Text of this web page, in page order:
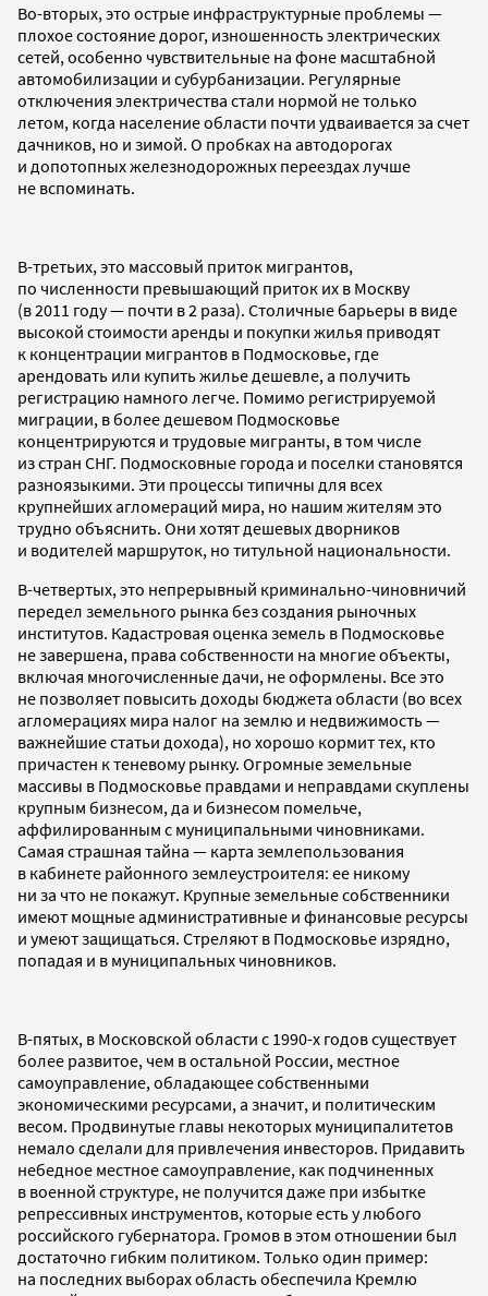
Во-вторых, это острые инфраструктурные проблемы —
плохое состояние дорог, изношенность электрических
сетей, особенно чувствительные на фоне масштабной
автомобилизации и субурбанизации. Регулярные
отключения электричества стали нормой не только
летом, когда население области почти удваивается за счет
дачников, но и зимой. О пробках на автодорогах
и допотопных железнодорожных переездах лучше
не вспоминать.
В-третьих, это массовый приток мигрантов,
по численности превышающий приток их в Москву
(в 2011 году — почти в 2 раза). Столичные барьеры в виде
высокой стоимости аренды и покупки жилья приводят
к концентрации мигрантов в Подмосковье, где
арендовать или купить жилье дешевле, а получить
регистрацию намного легче. Помимо регистрируемой
миграции, в более дешевом Подмосковье
концентрируются и трудовые мигранты, в том числе
из стран СНГ. Подмосковные города и поселки становятся
разноязыкими. Эти процессы типичны для всех
крупнейших агломераций мира, но нашим жителям это
трудно объяснить. Они хотят дешевых дворников
и водителей маршруток, но титульной национальности.
В-четвертых, это непрерывный криминально-чиновничий
передел земельного рынка без создания рыночных
институтов. Кадастровая оценка земель в Подмосковье
не завершена, права собственности на многие объекты,
включая многочисленные дачи, не оформлены. Все это
не позволяет повысить доходы бюджета области (во всех
агломерациях мира налог на землю и недвижимость —
важнейшие статьи дохода), но хорошо кормит тех, кто
причастен к теневому рынку. Огромные земельные
массивы в Подмосковье правдами и неправдами скуплены
крупным бизнесом, да и бизнесом помельче,
аффилированным с муниципальными чиновниками.
Самая страшная тайна — карта землепользования
в кабинете районного землеустроителя: ее никому
ни за что не покажут. Крупные земельные собственники
имеют мощные административные и финансовые ресурсы
и умеют защищаться. Стреляют в Подмосковье изрядно,
попадая и в муниципальных чиновников.
В-пятых, в Московской области с 1990-х годов существует
более развитое, чем в остальной России, местное
самоуправление, обладающее собственными
экономическими ресурсами, а значит, и политическим
весом. Продвинутые главы некоторых муниципалитетов
немало сделали для привлечения инвесторов. Придавить
небедное местное самоуправление, как подчиненных
в военной структуре, не получится даже при избытке
репрессивных инструментов, которые есть у любого
российского губернатора. Громов в этом отношении был
достаточно гибким политиком. Только один пример:
на последних выборах область обеспечила Кремлю